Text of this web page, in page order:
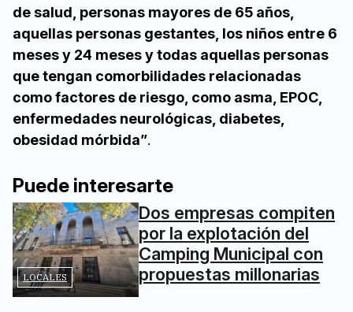
de salud, personas mayores de 65 años,
aquellas personas gestantes, los niños entre 6
meses y 24 meses y todas aquellas personas
que tengan comorbilidades relacionadas
como factores de riesgo, como asma, EPOC,
enfermedades neurológicas, diabetes,
obesidad mórbida”.
Puede interesarte
LOCALES
Dos empresas compiten
por la explotación del
Camping Municipal con
propuestas millonarias